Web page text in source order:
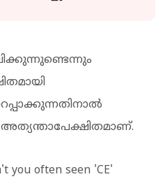
അത്യന്താപേക്ഷിതമാണ്.
you often seen 'CE'